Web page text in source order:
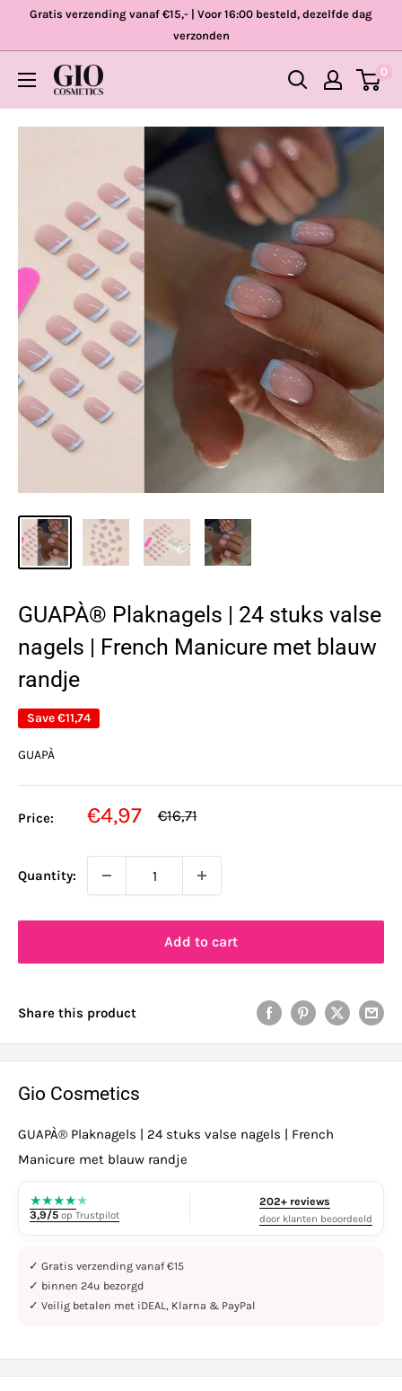
Gratis verzending vanaf €15,- | Voor 16:00 besteld, dezelfde dag
verzonden
Gio
0
GUAPÀ® Plaknagels | 24 stuks valse
nagels | French Manicure met blauw
randje
Save€11,74
GUAPÀ
Price:
Sale
€4,97
Regular
€16,71
Quantity:
Add to cart
Share this product
Gio Cosmetics
GUAPÀ® Plaknagels | 24 stuks valse nagels | French
Manicure met blauw randje
★★★★★
3,9/5 op Trustpilot
202+ reviews
door klanten beoordeeld
✓ Gratis verzending vanaf €15
✓ binnen 24u bezorgd
✓ Veilig betalen met iDEAL, Klarna & PayPal